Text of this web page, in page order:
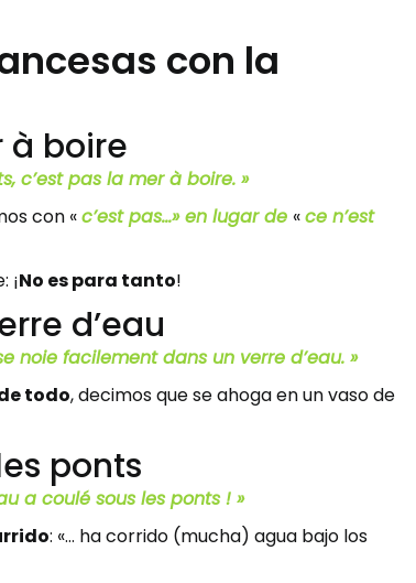
con la
à boire
c’est pas la mer à boire. »
con «c’est pas…» en lugar de «ce n’est
¡No es para tanto!
d’eau
noie facilement dans un verre d’eau. »
todo, decimos que se ahoga en un vaso de
ponts
a coulé sous les ponts ! »
: «… ha corrido (mucha) agua bajo los